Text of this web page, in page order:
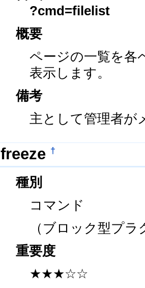
?cmd=filelist
概要
ページの一覧を各
表示します。
備考
主として管理者が
freeze †
種別
コマンド
（ブロック型プラ
重要度
★★★☆☆